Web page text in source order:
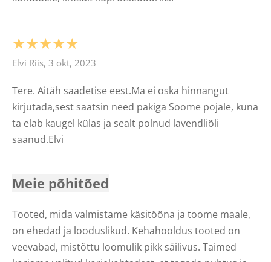
Meie põhitõed
Tooted, mida valmistame käsitööna ja toome maale,
on ehedad ja looduslikud. Kehahooldus tooted on
veevabad, mistõttu loomulik pikk säilivus. Taimed
★★★★★
Elvi Riis, 3 okt, 2023
Tere. Aitäh saadetise eest.Ma ei oska hinnangut
kirjutada,sest saatsin need pakiga Soome pojale, kuna
ta elab kaugel külas ja sealt polnud lavendliõli
saanud.Elvi